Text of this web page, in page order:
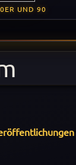
UND 90